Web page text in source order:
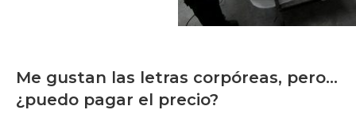
Me gustan las letras corpóreas, pero…
¿puedo pagar el precio?